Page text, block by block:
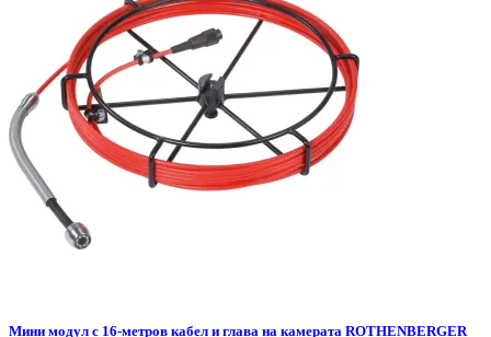
Мини модул с 16-метров кабел и глава на камерата ROTHENBERGER